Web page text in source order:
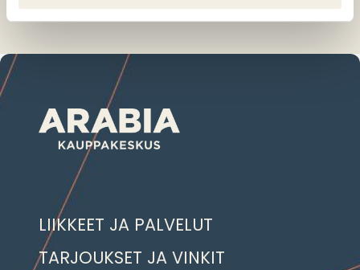
LIIKKEET JA PALVELUT
TARJOUKSET JA VINKIT